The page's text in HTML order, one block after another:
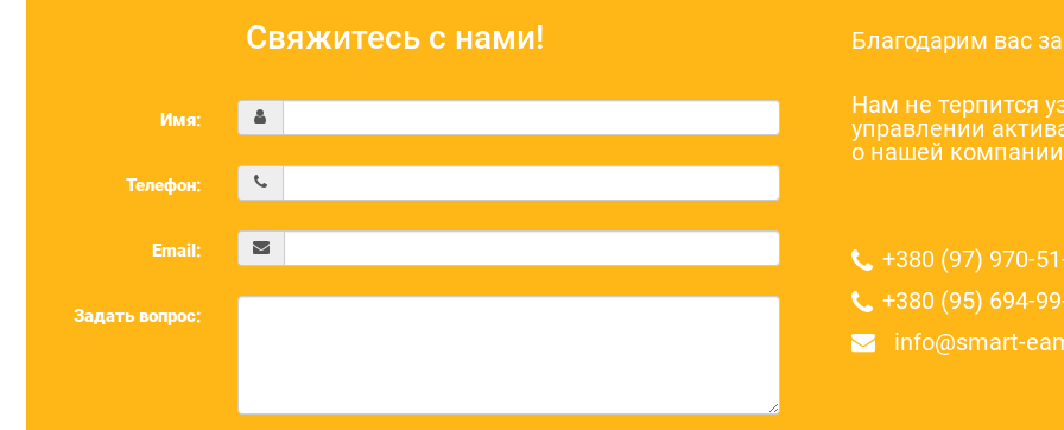
Свяжитесь с нами!
Имя:
Телефон:
Email:
Задать вопрос:
Благодарим вас
Нам не терпится
управлении
о нашей компании
+380 (97) 970-
+380 (95) 694-
info@smart-